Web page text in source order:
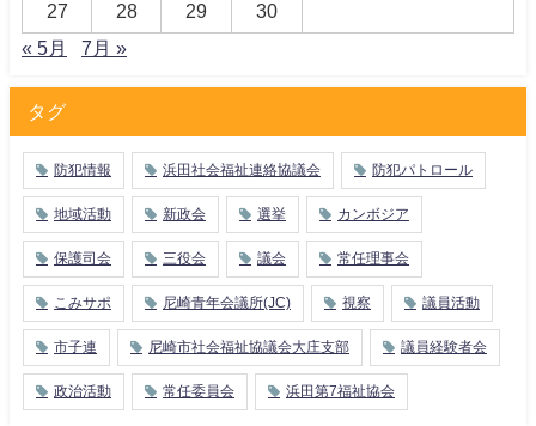
27 28 29
30
« 5月
7月 »
タグ
防犯情報 浜田社会福祉連絡協議会 防犯パトロール
地域活動 新政会 選挙 カンボジア
保護司会 三役会 議会 常任理事会
こみサポ 尼崎青年会議所(JC) 視察 議員活動
市子連 尼崎市社会福祉協議会大庄支部 議員経験者会
政治活動 常任委員会 浜田第7福祉協会